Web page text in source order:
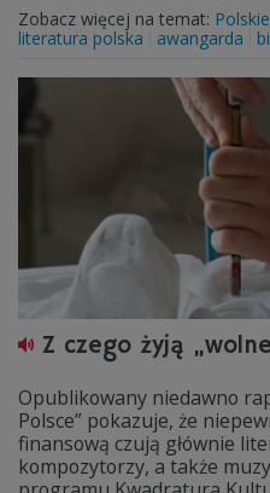
Zobacz więcej na temat:
literatura polska
awangarda
Z czego żyją
Opublikowany niedawno
Polsce” pokazuje, że
finansową czują głównie
kompozytorzy, a także